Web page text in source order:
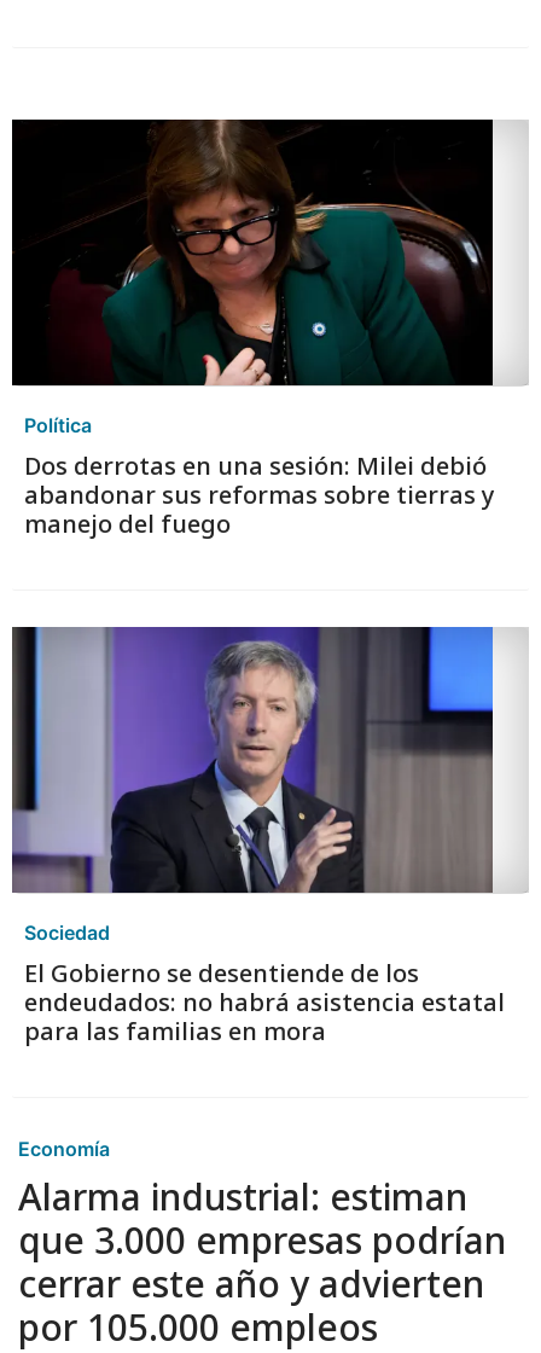
Política
Dos derrotas en una sesión: Milei debió
abandonar sus reformas sobre tierras y
manejo del fuego
Sociedad
El Gobierno se desentiende de los
endeudados: no habrá asistencia estatal
para las familias en mora
Economía
Alarma industrial: estiman
que 3.000 empresas podrían
cerrar este año y advierten
por 105.000 empleos